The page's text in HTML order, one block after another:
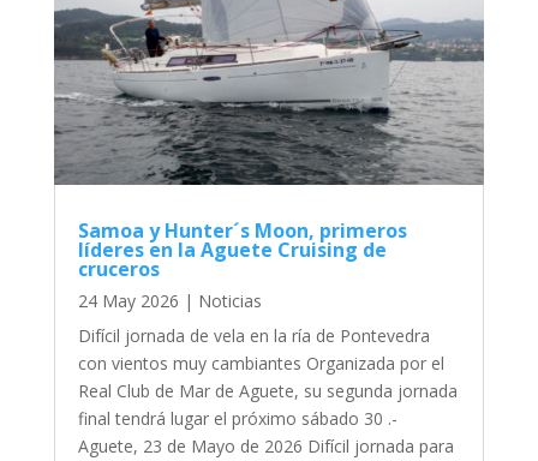
Samoa y Hunter´s Moon, primeros
líderes en la Aguete Cruising de
cruceros
24 May 2026 | Noticias
Difícil jornada de vela en la ría de Pontevedra
con vientos muy cambiantes Organizada por el
Real Club de Mar de Aguete, su segunda jornada
final tendrá lugar el próximo sábado 30 .-
Aguete, 23 de Mayo de 2026 Difícil jornada para